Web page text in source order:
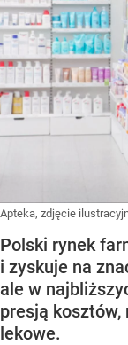
Apteka, zdjęcie
Polski rynek
i zyskuje na
ale w
presją
lekowe.